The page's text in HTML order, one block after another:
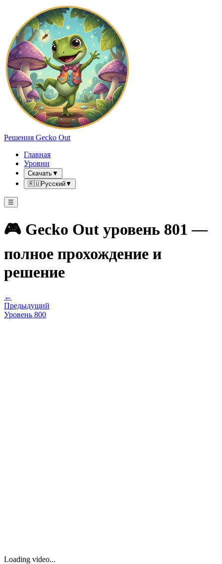
Решения Gecko Out
Главная
Уровни
Скачать▼
🇷🇺Русский▼
☰
🎮 Gecko Out уровень 801 —
полное прохождение и
решение
←
Предыдущий
Уровень 800
Loading video...